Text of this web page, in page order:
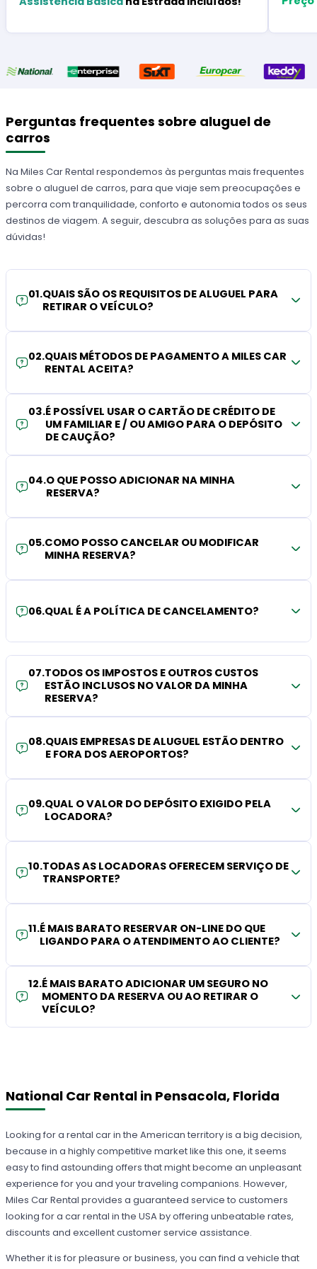
Perguntas frequentes sobre aluguel de
carros
Na Miles Car Rental respondemos às perguntas mais frequentes
sobre o aluguel de carros, para que viaje sem preocupações e
percorra com tranquilidade, conforto e autonomia todos os seus
destinos de viagem. A seguir, descubra as soluções para as suas
dúvidas!
01.QUAIS SÃO OS REQUISITOS DE ALUGUEL PARA
RETIRAR O VEÍCULO?
02.QUAIS MÉTODOS DE PAGAMENTO A MILES CAR
RENTAL ACEITA?
03.É POSSÍVEL USAR O CARTÃO DE CRÉDITO DE
UM FAMILIAR E / OU AMIGO PARA O DEPÓSITO
DE CAUÇÃO?
04.O QUE POSSO ADICIONAR NA MINHA
RESERVA?
05.COMO POSSO CANCELAR OU MODIFICAR
MINHA RESERVA?
06.QUAL É A POLÍTICA DE CANCELAMENTO?
07.TODOS OS IMPOSTOS E OUTROS CUSTOS
ESTÃO INCLUSOS NO VALOR DA MINHA
RESERVA?
08.QUAIS EMPRESAS DE ALUGUEL ESTÃO DENTRO
E FORA DOS AEROPORTOS?
09.QUAL O VALOR DO DEPÓSITO EXIGIDO PELA
LOCADORA?
10.TODAS AS LOCADORAS OFERECEM SERVIÇO DE
TRANSPORTE?
11.É MAIS BARATO RESERVAR ON-LINE DO QUE
LIGANDO PARA O ATENDIMENTO AO CLIENTE?
12.É MAIS BARATO ADICIONAR UM SEGURO NO
MOMENTO DA RESERVA OU AO RETIRAR O
VEÍCULO?
National Car Rental in Pensacola, Florida
Looking for a rental car in the American territory is a big decision,
because in a highly competitive market like this one, it seems
easy to find astounding offers that might become an unpleasant
experience for you and your traveling companions. However,
Miles Car Rental provides a guaranteed service to customers
looking for a car rental in the USA by offering unbeatable rates,
discounts and excellent customer service assistance.
Whether it is for pleasure or business, you can find a vehicle that